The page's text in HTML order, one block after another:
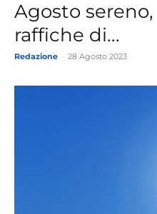
Agosto
raffiche di...
Redazione 28 Agosto 2023